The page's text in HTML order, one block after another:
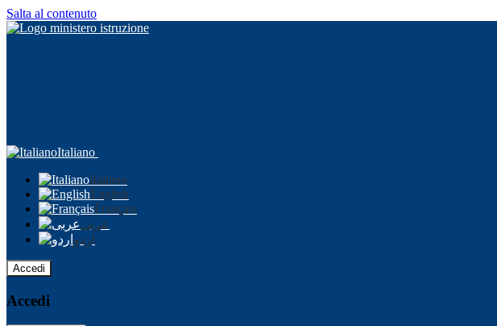
Salta al contenuto
Italiano
Italiano
English
Français
عربى
اردو
Accedi
Accedi